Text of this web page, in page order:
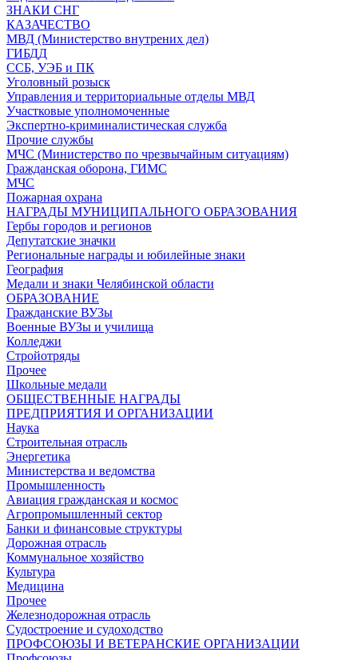
ЗНАКИ СНГ
КАЗАЧЕСТВО
МВД (Министерство внутрених дел)
ГИБДД
ССБ, УЭБ и ПК
Уголовный розыск
Управления и территориальные отделы МВД
Участковые уполномоченные
Экспертно-криминалистическая служба
Прочие службы
МЧС (Министерство по чрезвычайным ситуациям)
Гражданская оборона, ГИМС
МЧС
Пожарная охрана
НАГРАДЫ МУНИЦИПАЛЬНОГО ОБРАЗОВАНИЯ
Гербы городов и регионов
Депутатские значки
Региональные награды и юбилейные знаки
География
Медали и знаки Челябинской области
ОБРАЗОВАНИЕ
Гражданские ВУЗы
Военные ВУЗы и училища
Колледжи
Стройотряды
Прочее
Школьные медали
ОБЩЕСТВЕННЫЕ НАГРАДЫ
ПРЕДПРИЯТИЯ И ОРГАНИЗАЦИИ
Наука
Строительная отрасль
Энергетика
Министерства и ведомства
Промышленность
Авиация гражданская и космос
Агропромышленный сектор
Банки и финансовые структуры
Дорожная отрасль
Коммунальное хозяйство
Культура
Медицина
Прочее
Железнодорожная отрасль
Судостроение и судоходство
ПРОФСОЮЗЫ И ВЕТЕРАНСКИЕ ОРГАНИЗАЦИИ